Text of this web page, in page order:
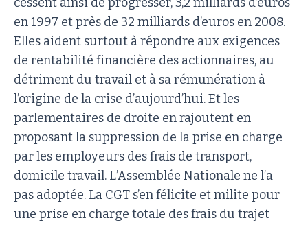
en 1997 et près de 32 milliards d’euros en 2008.
Elles aident surtout à répondre aux exigences
de rentabilité financière des actionnaires, au
détriment du travail et à sa rémunération à
l’origine de la crise d’aujourd’hui. Et les
parlementaires de droite en rajoutent en
proposant la suppression de la prise en charge
par les employeurs des frais de transport,
domicile travail. L’Assemblée Nationale ne l’a
pas adoptée. La CGT s’en félicite et milite pour
une prise en charge totale des frais du trajet